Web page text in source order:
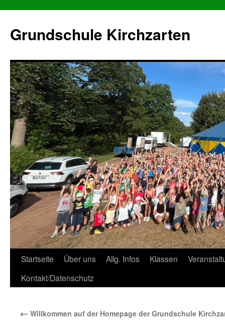
Grundschule Kirchzarten
Zum
Inhalt
Startseite Über uns Allg. Infos Klassen
Kontakt/Datenschutz
← Willkommen auf der Homepage der Grundschule